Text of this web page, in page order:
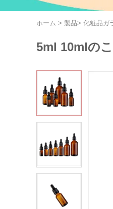
ホーム > 製品> 化粧品ガ
5ml 10mlの